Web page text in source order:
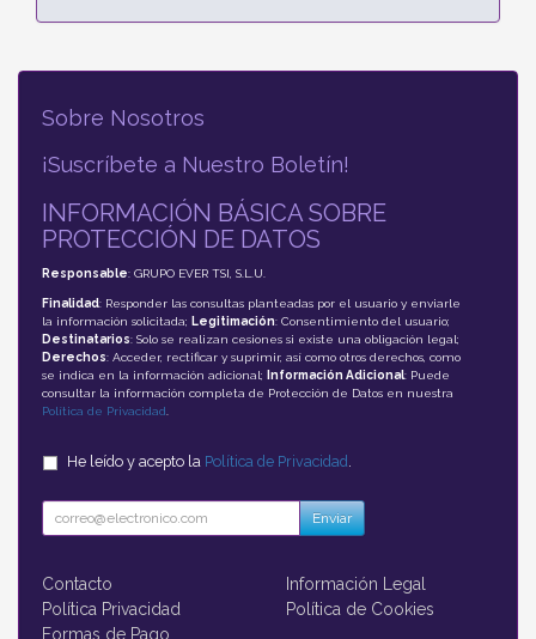
Sobre Nosotros
¡Suscríbete a Nuestro Boletín!
INFORMACIÓN BÁSICA SOBRE
PROTECCIÓN DE DATOS
Responsable: GRUPO EVER TSI, S.L.U.
Finalidad: Responder las consultas planteadas por el usuario y enviarle
la información solicitada; Legitimación: Consentimiento del usuario;
Destinatarios: Solo se realizan cesiones si existe una obligación legal;
Derechos: Acceder, rectificar y suprimir, así como otros derechos, como
se indica en la información adicional;
Información Adicional: Puede
consultar la información completa de Protección de Datos en nuestra
Política de Privacidad
He leído y acepto la Política de Privacidad
Enviar
Contacto
Información Legal
Política Privacidad
Política de Cookies
Formas de Pago